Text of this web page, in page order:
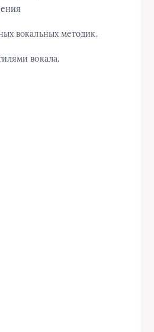
вокальных методик.
вокала.